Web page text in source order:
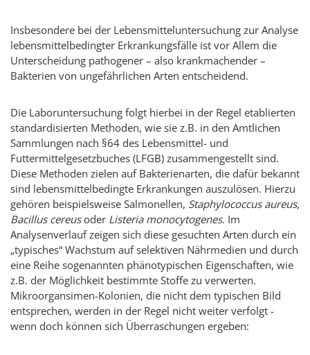
Insbesondere bei der Lebensmitteluntersuchung zur Analyse
lebensmittelbedingter Erkrankungsfälle ist vor Allem die
Unterscheidung pathogener – also krankmachender –
Bakterien von ungefährlichen Arten entscheidend.
Die Laboruntersuchung folgt hierbei in der Regel etablierten
standardisierten Methoden, wie sie z.B. in den Amtlichen
Sammlungen nach §64 des Lebensmittel- und
Futtermittelgesetzbuches (LFGB) zusammengestellt sind.
Diese Methoden zielen auf Bakterienarten, die dafür bekannt
sind lebensmittelbedingte Erkrankungen auszulösen. Hierzu
gehören beispielsweise Salmonellen, Staphylococcus aureus,
Bacillus cereusoder Listeria monocytogenes. Im
Analysenverlauf zeigen sich diese gesuchten Arten durch ein
„typisches“ Wachstum auf selektiven Nährmedien und durch
eine Reihe sogenannten phänotypischen Eigenschaften, wie
z.B. der Möglichkeit bestimmte Stoffe zu verwerten.
Mikroorgansimen-Kolonien, die nicht dem typischen Bild
entsprechen, werden in der Regel nicht weiter verfolgt -
wenn doch können sich Überraschungen ergeben: